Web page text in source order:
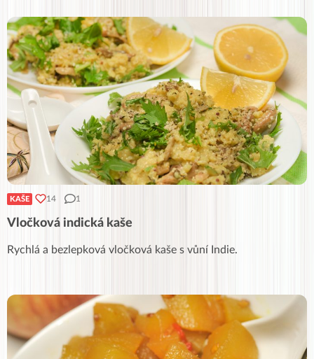
KAŠE 14 1
Vločková indická kaše
Rychlá a bezlepková vločková kaše s vůní Indie.